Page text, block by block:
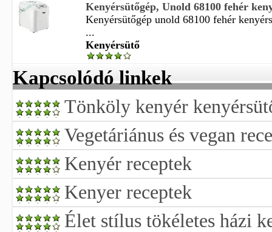
Kenyérsütőgép, Unold 68100 fehér
Kenyérsütőgép unold 68100 fehér
...
Kenyérsütő
Kapcsolódó linkek
Tönköly kenyér
Vegetáriánus és vegan
Kenyér receptek
Kenyer receptek
Élet stílus tökéletes házi